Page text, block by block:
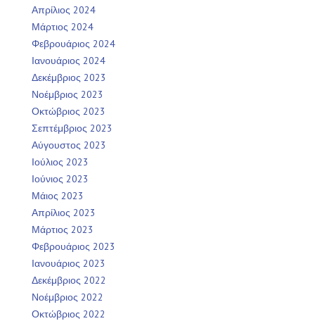
Απρίλιος 2024
Μάρτιος 2024
Φεβρουάριος 2024
Ιανουάριος 2024
Δεκέμβριος 2023
Νοέμβριος 2023
Οκτώβριος 2023
Σεπτέμβριος 2023
Αύγουστος 2023
Ιούλιος 2023
Ιούνιος 2023
Μάιος 2023
Απρίλιος 2023
Μάρτιος 2023
Φεβρουάριος 2023
Ιανουάριος 2023
Δεκέμβριος 2022
Νοέμβριος 2022
Οκτώβριος 2022